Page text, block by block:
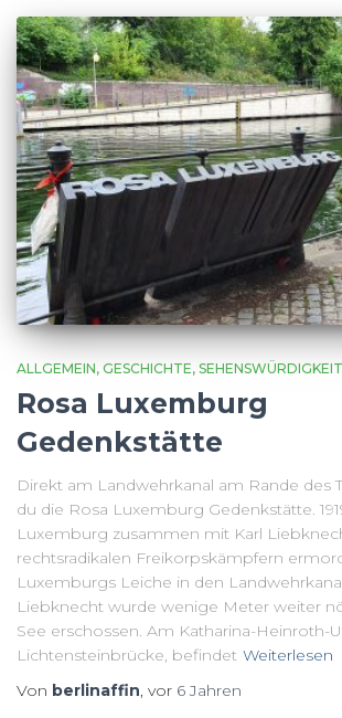
ALLGEMEIN GESCHICHTE
Rosa Luxemburg
Gedenkstätte
Direkt am Landwehrkanal am Rande des
du die Rosa Luxemburg Gedenkstätte.
Luxemburg zusammen mit Karl
rechtsradikalen Freikorpskämpfern
Luxemburgs Leiche in den
Liebknecht wurde wenige Meter weiter
See erschossen. Am Katharina-Heinroth-
Lichtensteinbrücke, befindet Weiterlesen
Von berlinaffin, vor 6 Jahren